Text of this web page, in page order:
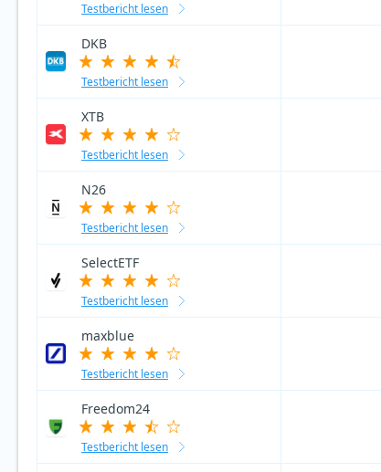
Testbericht lesen
DKB
Testbericht lesen
XTB
Testbericht lesen
N26
Testbericht lesen
SelectETF
Testbericht lesen
maxblue
Testbericht lesen
Freedom24
Testbericht lesen